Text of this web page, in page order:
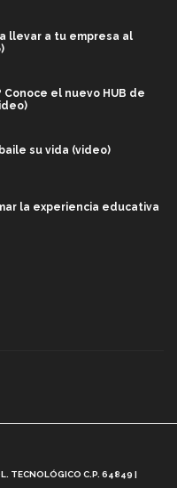
llevar a tu empresa al
el nuevo HUB de
su vida (video)
la experiencia educativa
TECNOLÓGICO C.P. 64849 |